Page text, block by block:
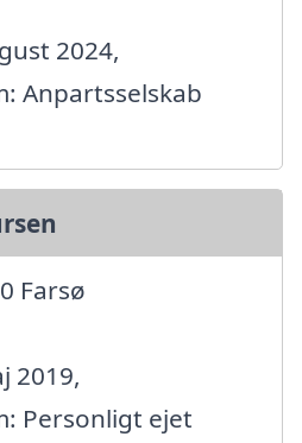
2024,
Anpartsselskab
Farsø
2019,
Personligt ejet